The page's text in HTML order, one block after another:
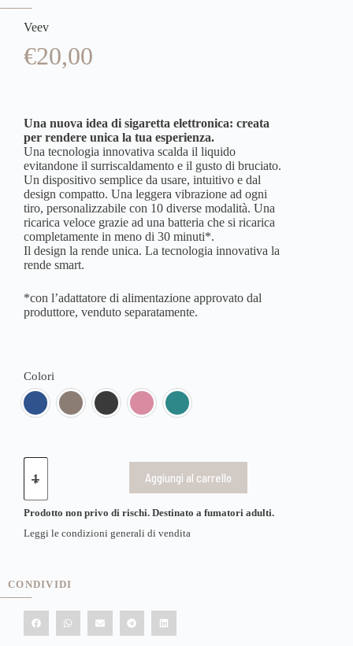
Veev
€20,00
Una nuova idea di sigaretta elettronica: creata
per rendere unica la tua esperienza.
Una tecnologia innovativa scalda il liquido
evitandone il surriscaldamento e il gusto di bruciato.
Un dispositivo semplice da usare, intuitivo e dal
design compatto. Una leggera vibrazione ad ogni
tiro, personalizzabile con 10 diverse modalità. Una
ricarica veloce grazie ad una batteria che si ricarica
completamente in meno di 30 minuti*.
Il design la rende unica. La tecnologia innovativa la
rende smart.
*con l’adattatore di alimentazione approvato dal
produttore, venduto separatamente.
Colori
Aggiungi al carrello
Prodotto non privo di rischi. Destinato a fumatori adulti.
Leggi le condizioni generali di vendita
CONDIVIDI